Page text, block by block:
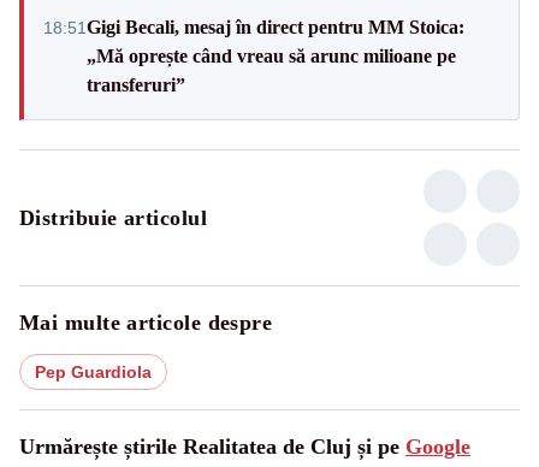
18:51Gigi Becali, mesaj în direct pentru MM Stoica:
„Mă oprește când vreau să arunc milioane pe
transferuri”
Distribuie articolul
Mai multe articole despre
Pep Guardiola
Urmărește știrile Realitatea de Cluj și pe Google